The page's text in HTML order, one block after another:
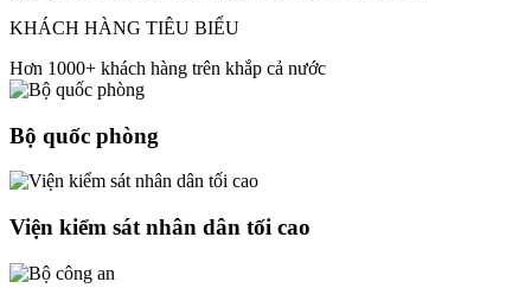
KHÁCH HÀNG TIÊU BIỂU
Hơn 1000+ khách hàng trên khắp cả nước
Bộ quốc phòng
Viện kiểm sát nhân dân tối cao